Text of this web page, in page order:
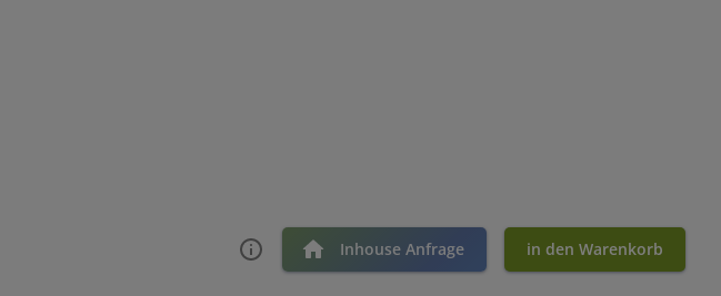
Inhouse Anfrage in den Warenkorb